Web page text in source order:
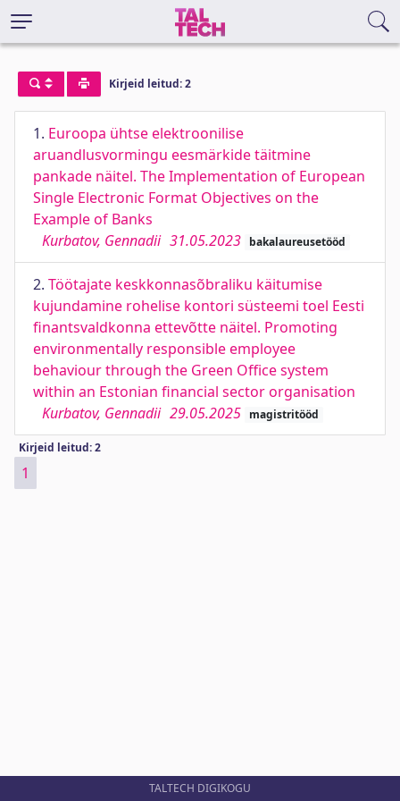
Kirjeid leitud: 2
1. Euroopa ühtse elektroonilise
aruandlusvormingu eesmärkide täitmine
pankade näitel. The Implementation of European
Single Electronic Format Objectives on the
Example of Banks
Kurbatov, Gennadii 31.05.2023 bakalaureusetööd
2. Töötajate keskkonnasõbraliku käitumise
kujundamine rohelise kontori süsteemi toel Eesti
finantsvaldkonna ettevõtte näitel. Promoting
environmentally responsible employee
behaviour through the Green Office system
within an Estonian financial sector organisation
Kurbatov, Gennadii 29.05.2025 magistritööd
Kirjeid leitud: 2
1
TALTECH DIGIKOGU